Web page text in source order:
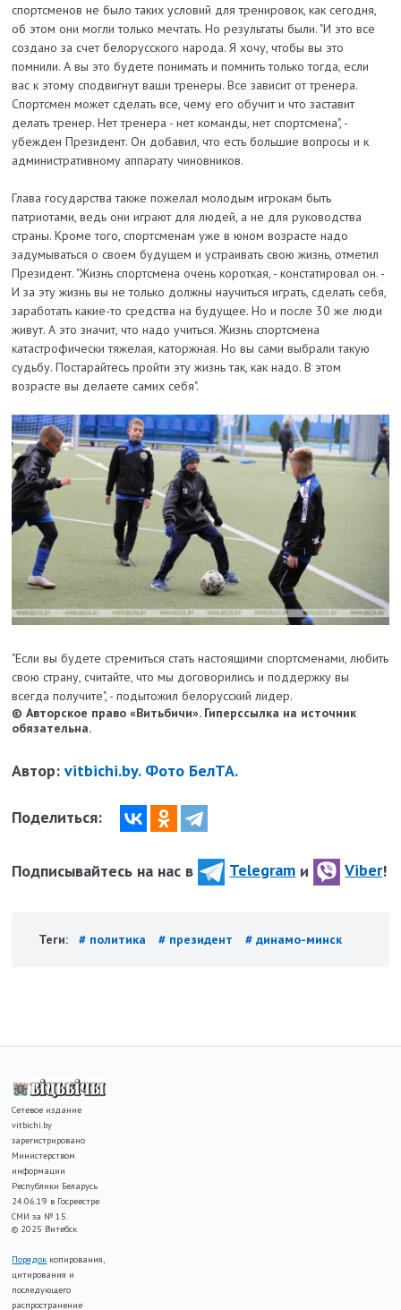
спортсменов не было таких условий для тренировок, как сегодня,
об этом они могли только мечтать. Но результаты были. "И это все
создано за счет белорусского народа. Я хочу, чтобы вы это
помнили. А вы это будете понимать и помнить только тогда, если
вас к этому сподвигнут ваши тренеры. Все зависит от тренера.
Спортсмен может сделать все, чему его обучит и что заставит
делать тренер. Нет тренера - нет команды, нет спортсмена", -
убежден Президент. Он добавил, что есть большие вопросы и к
административному аппарату чиновников.
Глава государства также пожелал молодым игрокам быть
патриотами, ведь они играют для людей, а не для руководства
страны. Кроме того, спортсменам уже в юном возрасте надо
задумываться о своем будущем и устраивать свою жизнь, отметил
Президент. "Жизнь спортсмена очень короткая, - констатировал он. -
И за эту жизнь вы не только должны научиться играть, сделать себя,
заработать какие-то средства на будущее. Но и после 30 же люди
живут. А это значит, что надо учиться. Жизнь спортсмена
катастрофически тяжелая, каторжная. Но вы сами выбрали такую
судьбу. Постарайтесь пройти эту жизнь так, как надо. В этом
возрасте вы делаете самих себя".
"Если вы будете стремиться стать настоящими спортсменами, любить
свою страну, считайте, что мы договорились и поддержку вы
всегда получите", - подытожил белорусский лидер.
© Авторское право «Витьбичи». Гиперссылка на источник
обязательна.
Автор:vitbichi.by. Фото БелТА.
Поделиться:
Подписывайтесь на нас в Telegram и Viber!
Теги: # политика # президент # динамо-минск
Сетевое издание
vitbichi.by
зарегистрировано
Министерством
информации
Республики Беларусь
24.06.19 в Госреестре
СМИ за № 15.
© 2025 Витебск
Порядок копирования,
цитирования и
последующего
распространение